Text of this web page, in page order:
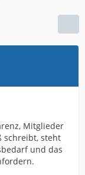
Mitglieder
schreibt, steht
und das